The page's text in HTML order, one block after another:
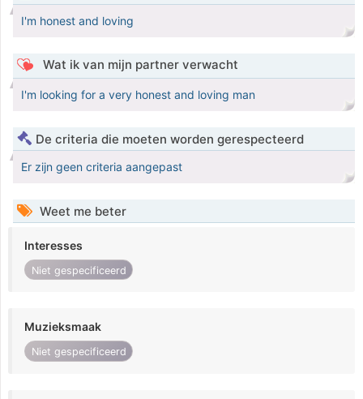
I'm honest and loving
Wat ik van mijn partner verwacht
I'm looking for a very honest and loving man
De criteria die moeten worden gerespecteerd
Er zijn geen criteria aangepast
Weet me beter
Interesses
Niet gespecificeerd
Muzieksmaak
Niet gespecificeerd